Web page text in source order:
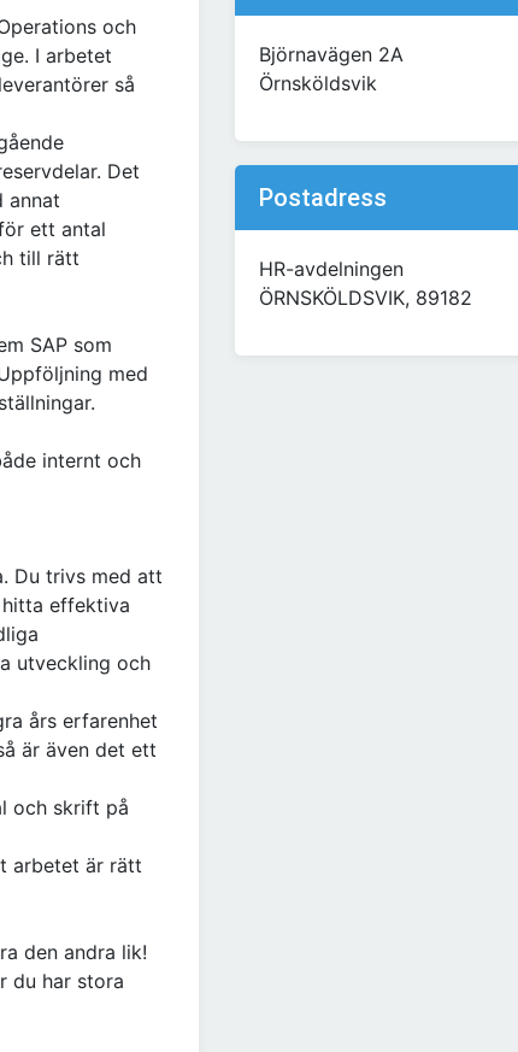
och
I arbetet
så
Det
annat
ett antal
till rätt
SAP som
med
internt och
Du trivs med att
effektiva
utveckling och
års erfarenhet
är även det ett
och skrift på
arbetet är rätt
den andra lik!
du har stora
Björnavägen 2A
Örnsköldsvik
Postadress
HR-avdelningen
ÖRNSKÖLDSVIK, 89182